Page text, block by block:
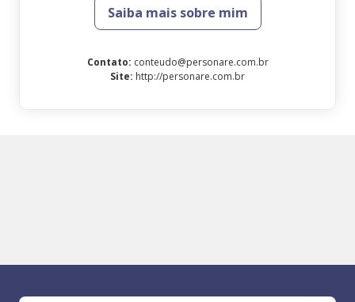
Saiba mais sobre mim
Contato: conteudo@personare.com.br
Site: http://personare.com.br